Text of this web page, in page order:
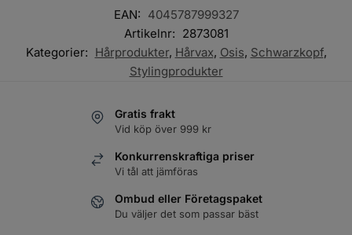
EAN: 4045787999327
Artikelnr: 2873081
Kategorier: Hårprodukter, Hårvax, Osis, Schwarzkopf,
Stylingprodukter
Gratis frakt
Vid köp över 999 kr
Konkurrenskraftiga priser
Vi tål att jämföras
Ombud eller Företagspaket
Du väljer det som passar bäst